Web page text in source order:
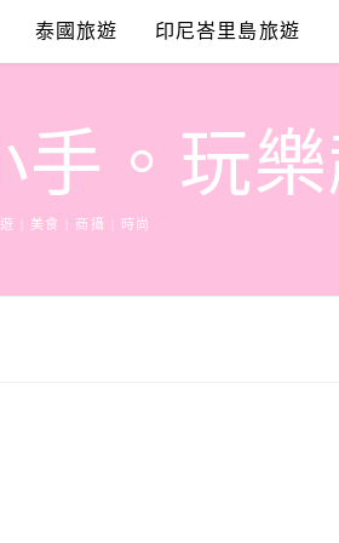
泰國旅遊 印尼峇里島旅遊
手。玩
| 美食 | 商攝 | 時尚